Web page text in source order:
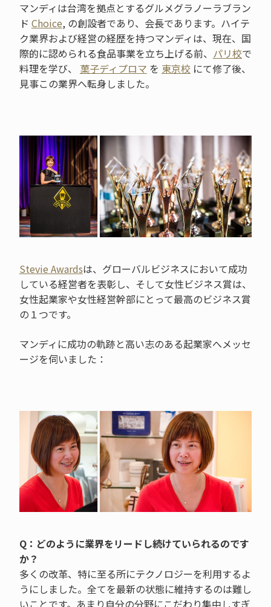
マンディは台湾を拠点とするグルメグラノーラブラン
ド Choice, の創設者であり、会長であります。ハイテ
ク業界および経営の経歴を持つマンディは、現在、国
際的に認められる食品事業を立ち上げる前、 パリ校で
料理を学び、 菓子ディプロマ を 東京校 にて修了後、
見事この業界へ転身しました。
Stevie Awardsは、グローバルビジネスにおいて成功
している経営者を表彰し、そして女性ビジネス賞は、
女性起業家や女性経営幹部にとって最高のビジネス賞
の１つです。
マンディに成功の軌跡と高い志のある起業家へメッセ
ージを伺いました：
Q：どのように業界をリードし続けていられるのです
か？
多くの改革、特に至る所にテクノロジーを利用するよ
うにしました。全てを最新の状態に維持するのは難し